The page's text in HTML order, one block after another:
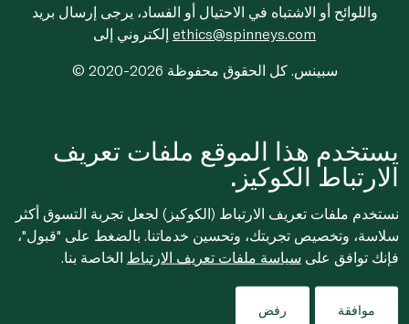
واللوائح أو الاشتباه في الاحتيال أو الفساد، يرجى إرسال بريد
ethics@spinneys.com
© 2020-2026 سبينس. كل الحقوق محفوظة
يستخدم هذا الموقع ملفات تعريف
الارتباط الكوكيز.
نستخدم ملفات تعريف الارتباط (الكوكيز) لجعل تجربة التسوق أكثر
سلاسة، وتخصيص تجربتك، وتحسين خدماتنا. بالضغط على "قبول"،
فإنك توافق على سياسة ملفات تعريف الارتباط الخاصة بنا.
موافقة رفض